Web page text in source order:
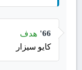
66' هدف
كايو سيزار